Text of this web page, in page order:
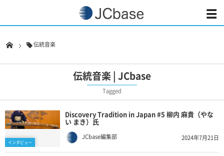
伝統音楽
伝統音楽 | JCbase
Tagged
インタビュー
Discovery Tradition in Japan #5 柳内 麻貴（やな
い まき）氏
JCbase編集部 2024年7月21日